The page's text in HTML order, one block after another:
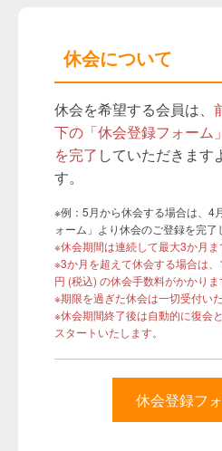
休会について
休会を希望する会員は、
下の「休会登録フォーム
を完了 していただきます
す。
※例：5月から休会する場合は、4
ォーム」より休会のご登録を完了
※休会期間は連続して最大3か月ま
※3か月を超えて休会する場合は
円 (税込) の休会手数料がかかりま
※期限を過ぎた休会は一切受付いた
※休会期間終了後は自動的に復会
スタートいたします。
休会登録フ